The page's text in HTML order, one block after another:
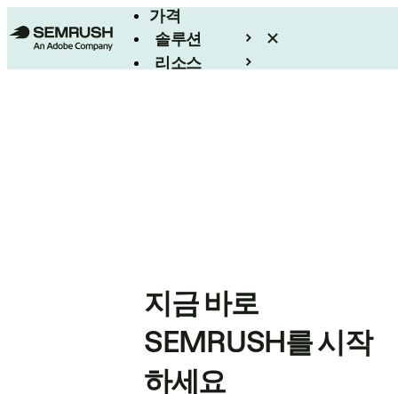
가격
솔루션
리소스
지금 바로
SEMRUSH를 시작
하세요